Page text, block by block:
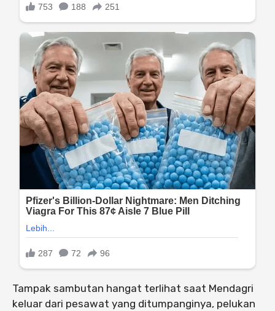
Tampak sambutan hangat terlihat saat Mendagri
keluar dari pesawat yang ditumpanginya, pelukan